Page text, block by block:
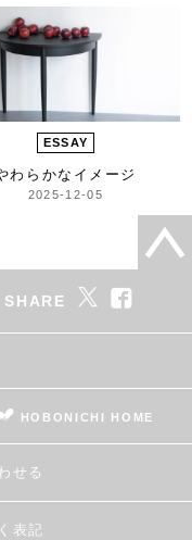
ESSAY
わらかなイメージ
2025-12-05
SHARE
HOBONICHI HOME
せる
表記